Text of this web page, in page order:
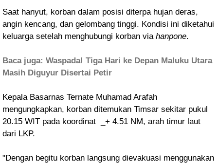
Saat hanyut, korban dalam posisi diterpa hujan deras,
angin kencang, dan gelombang tinggi. Kondisi ini diketahui
keluarga setelah menghubungi korban via hanpone.
Baca juga: Waspada! Tiga Hari ke Depan Maluku Utara
Masih Diguyur Disertai Petir
Kepala Basarnas Ternate Muhamad Arafah
mengungkapkan, korban ditemukan Timsar sekitar pukul
20.15 WIT pada koordinat _+ 4.51 NM, arah timur laut
dari LKP.
"Dengan begitu korban langsung dievakuasi menggunakan